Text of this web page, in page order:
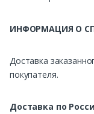
ИНФОРМАЦИЯ О
Доставка
покупателя.
Доставка по